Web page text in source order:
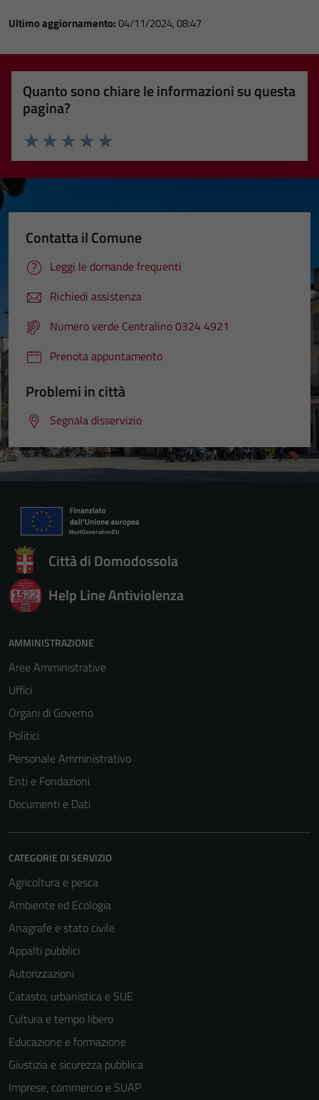
Ultimo aggiornamento:04/11/2024, 08:47
Quanto sono chiare le informazioni su questa
pagina?
Valuta 5 stelle su 5
Valuta 4 stelle su 5
Valuta 3 stelle su 5
Valuta 2 stelle su 5
Valuta 1 stelle su 5
Contatta il Comune
Leggi le domande frequenti
Richiedi assistenza
Numero verde Centralino 0324 4921
Prenota appuntamento
Problemi in città
Segnala disservizio
Città di Domodossola
Help Line Antiviolenza
AMMINISTRAZIONE
Aree Amministrative
Uffici
Organi di Governo
Politici
Personale Amministrativo
Enti e Fondazioni
Documenti e Dati
CATEGORIE DI SERVIZIO
Agricoltura e pesca
Ambiente ed Ecologia
Anagrafe e stato civile
Appalti pubblici
Autorizzazioni
Catasto, urbanistica e SUE
Cultura e tempo libero
Educazione e formazione
Giustizia e sicurezza pubblica
Imprese, commercio e SUAP